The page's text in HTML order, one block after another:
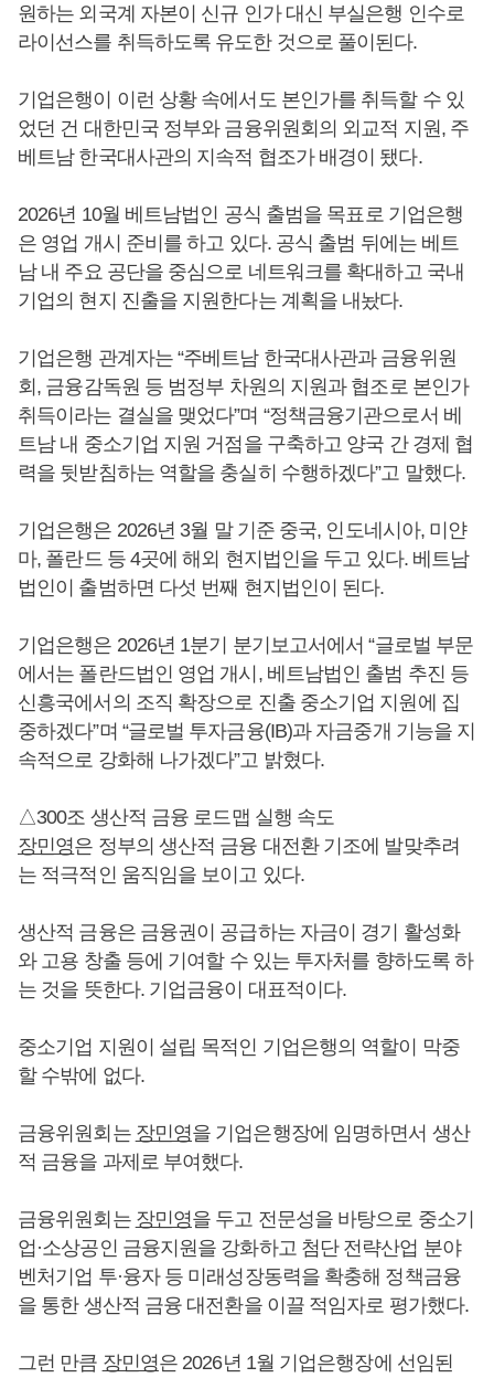
원하는 외국계 자본이 신규 인가 대신 부실은행 인수로
라이선스를 취득하도록 유도한 것으로 풀이된다.
기업은행이 이런 상황 속에서도 본인가를 취득할 수 있
었던 건 대한민국 정부와 금융위원회의 외교적 지원, 주
베트남 한국대사관의 지속적 협조가 배경이 됐다.
2026년 10월 베트남법인 공식 출범을 목표로 기업은행
은 영업 개시 준비를 하고 있다. 공식 출범 뒤에는 베트
남 내 주요 공단을 중심으로 네트워크를 확대하고 국내
기업의 현지 진출을 지원한다는 계획을 내놨다.
기업은행 관계자는 “주베트남 한국대사관과 금융위원
회, 금융감독원 등 범정부 차원의 지원과 협조로 본인가
취득이라는 결실을 맺었다”며 “정책금융기관으로서 베
트남 내 중소기업 지원 거점을 구축하고 양국 간 경제 협
력을 뒷받침하는 역할을 충실히 수행하겠다”고 말했다.
기업은행은 2026년 3월 말 기준 중국, 인도네시아, 미얀
마, 폴란드 등 4곳에 해외 현지법인을 두고 있다. 베트남
법인이 출범하면 다섯 번째 현지법인이 된다.
기업은행은 2026년 1분기 분기보고서에서 “글로벌 부문
에서는 폴란드법인 영업 개시, 베트남법인 출범 추진 등
신흥국에서의 조직 확장으로 진출 중소기업 지원에 집
중하겠다”며 “글로벌 투자금융(IB)과 자금중개 기능을 지
속적으로 강화해 나가겠다”고 밝혔다.
△300조 생산적 금융 로드맵 실행 속도
장민영은 정부의 생산적 금융 대전환 기조에 발맞추려
는 적극적인 움직임을 보이고 있다.
생산적 금융은 금융권이 공급하는 자금이 경기 활성화
와 고용 창출 등에 기여할 수 있는 투자처를 향하도록 하
는 것을 뜻한다. 기업금융이 대표적이다.
중소기업 지원이 설립 목적인 기업은행의 역할이 막중
할 수밖에 없다.
금융위원회는 장민영을 기업은행장에 임명하면서 생산
적 금융을 과제로 부여했다.
금융위원회는 장민영을 두고 전문성을 바탕으로 중소기
업·소상공인 금융지원을 강화하고 첨단 전략산업 분야
벤처기업 투·융자 등 미래성장동력을 확충해 정책금융
을 통한 생산적 금융 대전환을 이끌 적임자로 평가했다.
그런 만큼 장민영은 2026년 1월 기업은행장에 선임된